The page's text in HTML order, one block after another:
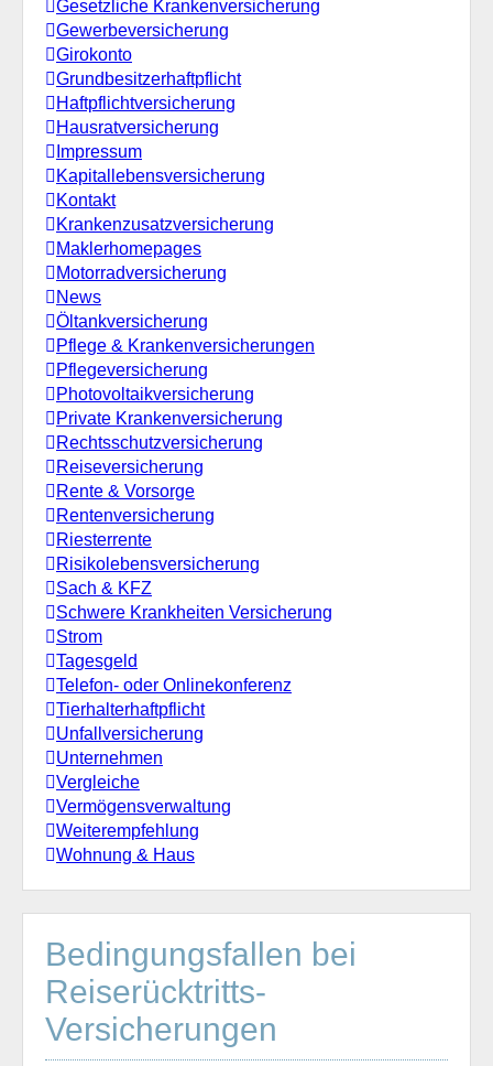
Gesetzliche Krankenversicherung
Gewerbeversicherung
Girokonto
Grundbesitzerhaftpflicht
Haftpflichtversicherung
Hausratversicherung
Impressum
Kapitallebensversicherung
Kontakt
Krankenzusatzversicherung
Maklerhomepages
Motorradversicherung
News
Öltankversicherung
Pflege & Krankenversicherungen
Pflegeversicherung
Photovoltaikversicherung
Private Krankenversicherung
Rechtsschutzversicherung
Reiseversicherung
Rente & Vorsorge
Rentenversicherung
Riesterrente
Risikolebensversicherung
Sach & KFZ
Schwere Krankheiten Versicherung
Strom
Tagesgeld
Telefon- oder Onlinekonferenz
Tierhalterhaftpflicht
Unfallversicherung
Unternehmen
Vergleiche
Vermögensverwaltung
Weiterempfehlung
Wohnung & Haus
Bedingungsfallen bei
Reiserücktritts-
Versicherungen